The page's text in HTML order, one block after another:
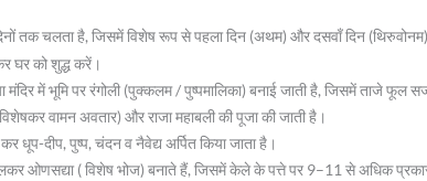
तक चलता है, जिसमें विशेष रूप से पहला दिन (अथम) और दसवाँ दिन (थिरुवोनम)
घर को शुद्ध करें।
में भूमि पर रंगोली (पुक्कलम / पुष्पमालिका) बनाई जाती है, जिसमें ताजे फूल
वामन अवतार) और राजा महाबली की पूजा की जाती है।
धूप-दीप, पुष्प, चंदन व नैवेद्य अर्पित किया जाता है।
ओणसद्या ( विशेष भोज) बनाते हैं, जिसमें केले के पत्ते पर 9–11 से अधिक